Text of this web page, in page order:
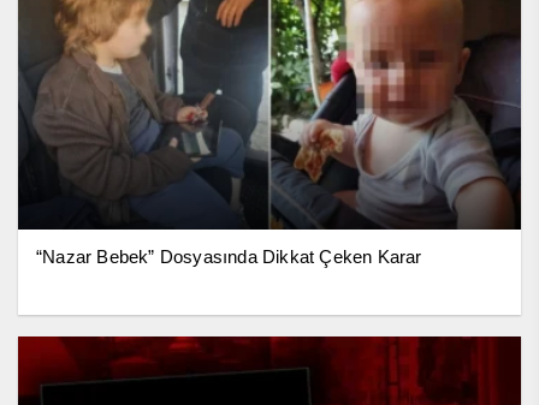
“Nazar Bebek” Dosyasında Dikkat Çeken Karar